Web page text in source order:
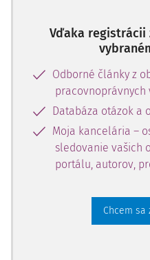
Vďaka
Odborné články z
pracovnoprávnych
Databáza otázok a
Moja kancelária –
sledovanie vašich
portálu, autorov,
Chcem